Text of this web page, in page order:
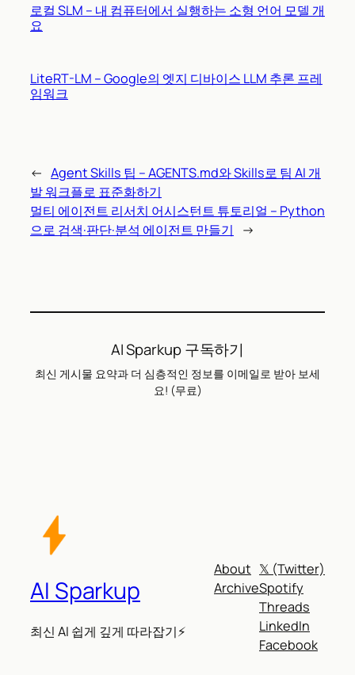
로컬 SLM – 내 컴퓨터에서 실행하는 소형 언어 모델 개
요
LiteRT-LM – Google의 엣지 디바이스 LLM 추론 프레
임워크
← Agent Skills 팁 – AGENTS.md와 Skills로 팀 AI 개
발 워크플로 표준화하기
멀티 에이전트 리서치 어시스턴트 튜토리얼 – Python
으로 검색·판단·분석 에이전트 만들기
→
AI Sparkup 구독하기
최신 게시물 요약과 더 심층적인 정보를 이메일로 받아 보세
요! (무료)
AI Sparkup
최신 AI 쉽게 깊게 따라잡기⚡
About
Archive
𝕏 (Twitter)
Spotify
Threads
LinkedIn
Facebook